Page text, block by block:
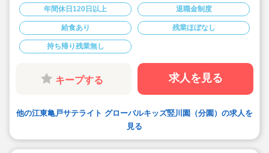
◆年間休日125日以上！
◆子育て期間中は時短勤務OK
◆半日有給OKで子育て中の方も働きやすい環境です
◆会社独自の休暇制度がありますので、独身、既婚者問
わずノビノビと働きやすい環境です。
◆宿舎借上げ制度利用可能です！
◆職員間の人間関係を大事にしています。チーム保育で
新しい仲間も皆でサポート。新卒で不安な方、中途で馴
染めるか不安な方ブランク空けの方、別業種からのキャ
リアチェンジの方！どんな方でもチームでサポートしあ
いながら保育をする環境です
◆キャリアアップしていきたい方も大歓迎！挑戦したい
能です！
◆研修制度充実！未経験やブランクのある方でも安心し
て勤務いただけます。
◆幅広い年齢層の職員がいるため働きやすい就業環境で
す！
年間休日120日以上 退職金制度
給食あり 残業ほぼなし
持ち帰り残業無し
キープする 求人を見る
他の江東亀戸サテライト グローバルキッズ竪川園（分園）の求人を
見る